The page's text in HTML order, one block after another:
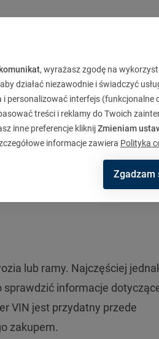
właściciel pojazdu (tak
siebie kodów. W większości
pojazdu) w kodach C
jak:
lub ramy. Najczęściej
sprawdzić informacje
VIN jest przydatny przede
zakupem.
, wyrażasz zgodę na
działać niezawodnie i świadczyć
personalizować interfejs (funkcjonalne
treści i reklamy do Twoich
inne preferencje kliknijZmieniam
informacje zawiera Polityka
Zgadzam